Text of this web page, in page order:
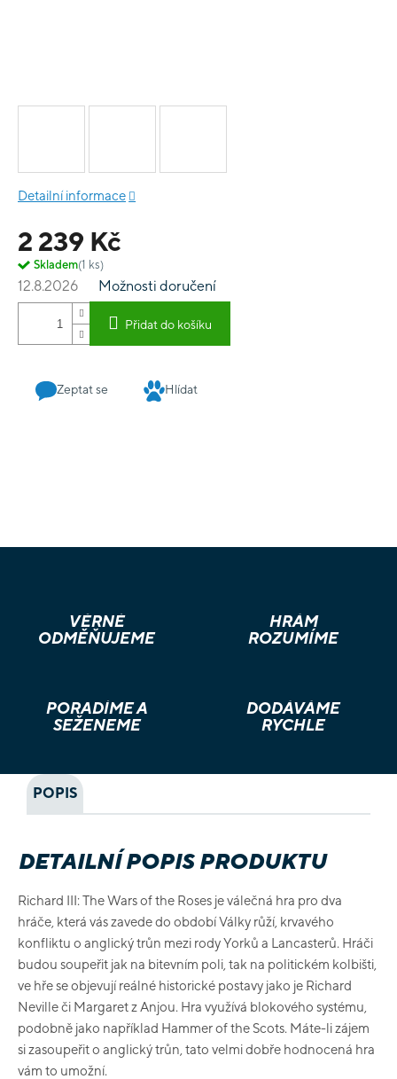
2 239 Kč
Skladem(1 ks)
12.8.2026 Možnosti doručení
Přidat do košíku
Detailní informace
Zeptat se Hlídat
VĚRNÉ
ODMĚŇUJEME
HRÁM
ROZUMÍME
PORADÍME A
SEŽENEME
DODÁVÁME
RYCHLE
POPIS
DETAILNÍ POPIS PRODUKTU
Richard III: The Wars of the Roses je válečná hra pro dva
hráče, která vás zavede do období Války růží, krvavého
konfliktu o anglický trůn mezi rody Yorků a Lancasterů. Hráči
budou soupeřit jak na bitevním poli, tak na politickém kolbišti,
ve hře se objevují reálné historické postavy jako je Richard
Neville či Margaret z Anjou. Hra využívá blokového systému,
podobně jako například Hammer of the Scots. Máte-li zájem
si zasoupeřit o anglický trůn, tato velmi dobře hodnocená hra
vám to umožní.